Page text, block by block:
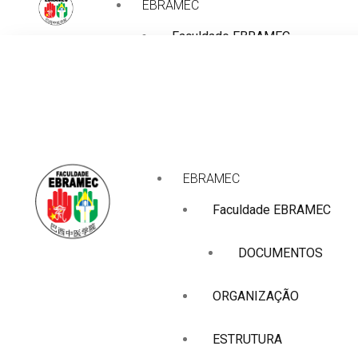
EBRAMEC
Faculdade EBRAMEC
BIBLIOTECA
Comissão Própria de Avaliação
EBRAMEC Pelo Brasil (POLOS)
EBRAMEC
Faculdade EBRAMEC
DOCUMENTOS
ORGANIZAÇÃO
ESTRUTURA